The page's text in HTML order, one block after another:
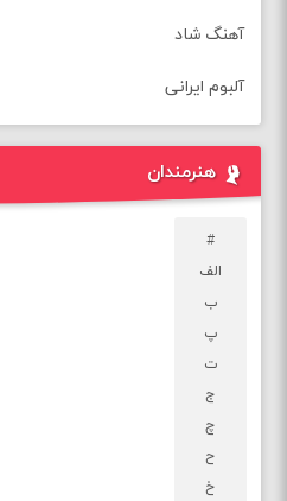
آهنگ شاد
آلبوم ایرانی
هنرمندان
#
الف
ب
پ
ت
ج
چ
ح
خ